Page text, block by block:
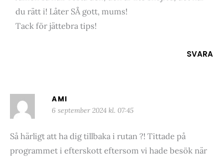
du rätt i! Låter SÅ gott, mums!
Tack för jättebra tips!
SVARA
AMI
6 september 2024 kl. 07:45
Så härligt att ha dig tillbaka i rutan ?! Tittade på
programmet i efterskott eftersom vi hade besök när